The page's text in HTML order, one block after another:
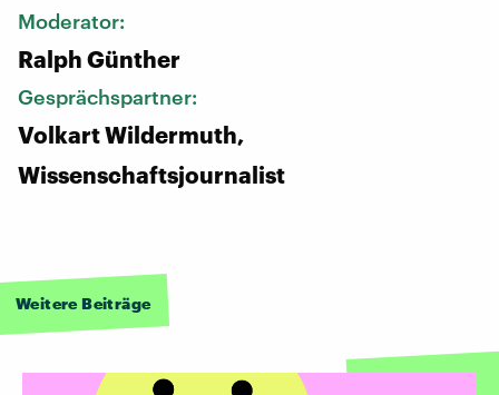
Moderator:
Ralph Günther
Gesprächspartner:
Volkart Wildermuth,
Wissenschaftsjournalist
Weitere Beiträge